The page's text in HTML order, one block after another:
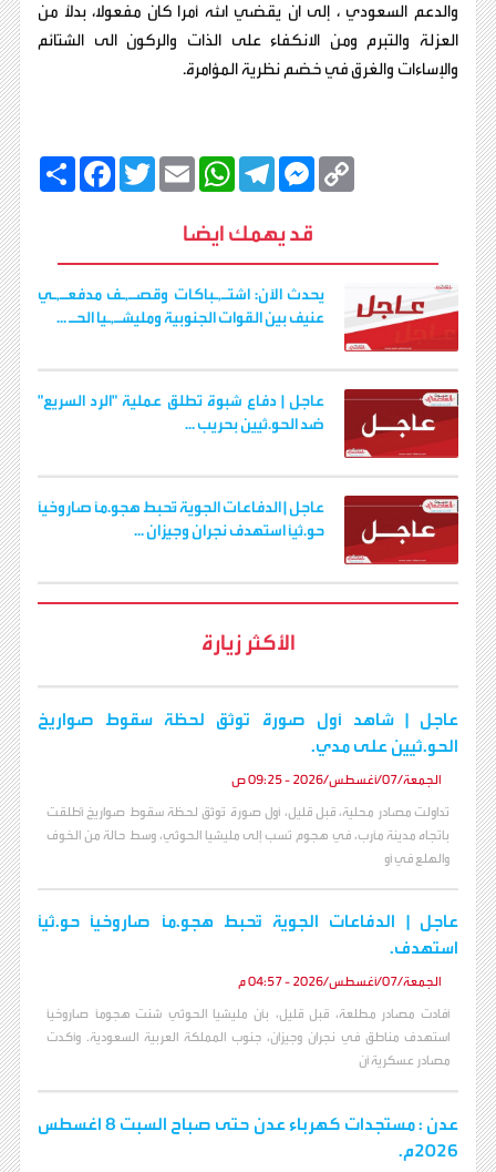
والدعم السعودي ، إلى ان يقضي الله أمرا كان مفعولا، بدلاً من
العزلة والتبرم ومن الانكفاء على الذات والركون الى الشتائم
والإساءات والغرق في خضم نظرية المؤامرة.
ا
F
a
o
k
T
w
r
E
m
l
W
h
s
p
p
T
e
g
a
m
M
e
e
g
e
r
C
n
قد يهمك ايضا
يحدث الآن: اشتـ,ـباكات وقصـ,ـف مدفعـ,ـي
عنيف بين القوات الجنوبية ومليشـ,ـيا الحـ ...
عاجل | دفاع شبوة تطلق عملية "الرد السريع"
ضد الحو.ثيين بحريب ...
عاجل | الدفاعات الجوية تُحبط هجو.مًا صاروخيًا
حو.ثيًا استهدف نجران وجيزان ...
الأكثر زيارة
عاجل | شاهد أول صورة توثق لحظة سقوط صواريخ
الحو.ثيين على مدي.
الجمعة/07/أغسطس/2026 - 09:25 ص
تداولت مصادر محلية، قبل قليل، أول صورة تُوثق لحظة سقوط صواريخ أُطلقت
باتجاه مدينة مأرب، في هجوم نُسب إلى مليشيا الحوثي، وسط حالة من الخوف
والهلع في أو
عاجل | الدفاعات الجوية تُحبط هجو.مًا صاروخيًا حو.ثيًا
استهدف.
الجمعة/07/أغسطس/2026 - 04:57 م
أفادت مصادر مطلعة، قبل قليل، بأن مليشيا الحوثي شنت هجومًا صاروخيًا
استهدف مناطق في نجران وجيزان، جنوب المملكة العربية السعودية. وأكدت
مصادر عسكرية أن
عدن : مستجدات كهرباء عدن حتى صباح السبت 8 اغسطس
2026م.